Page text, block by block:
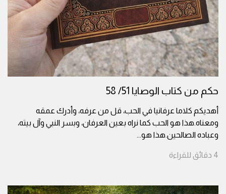
حكم من كتاب الوصايا 51/ 58
أهديكم كلاما عرفانيا في الحب، قل من عرفه، وأدرك عمقه
ومعناه.هذا هو الحب كما نراه بعين العرفان، وبسر النبي وآل بيته،
وعباده الصالحين.هذا هو...
4 دقائق للقراءة